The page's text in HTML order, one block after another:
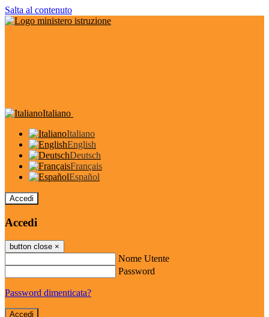
Salta al contenuto
Italiano
Italiano
English
Deutsch
Français
Español
Accedi
Accedi
button close ×
Nome Utente
Password
Password dimenticata?